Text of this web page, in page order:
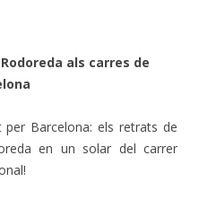
als carres de
Barcelona: els retrats de
en un solar del carrer